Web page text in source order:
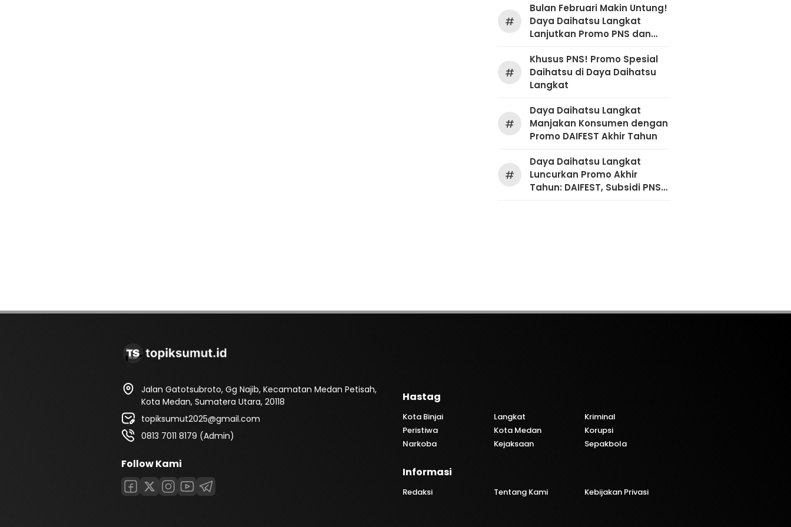
#
Bulan Februari Makin Untung!
Daya Daihatsu Langkat
Lanjutkan Promo PNS dan
#
Khusus PNS! Promo Spesial
Daihatsu di Daya Daihatsu
Langkat
#
Daya Daihatsu Langkat
Manjakan Konsumen dengan
Promo DAIFEST Akhir Tahun
#
Daya Daihatsu Langkat
Luncurkan Promo Akhir
Tahun: DAIFEST, Subsidi PNS,
Jalan Gatotsubroto, Gg Najib, Kecamatan Medan Petisah,
Kota Medan, Sumatera Utara, 20118
topiksumut2025@gmail.com
0813 7011 8179 (Admin)
Follow Kami
Hastag
Kota Binjai Langkat
Kriminal
Peristiwa
Kota Medan
Korupsi
Narkoba
Kejaksaan Sepakbola
Informasi
Redaksi Tentang Kami Kebijakan Privasi